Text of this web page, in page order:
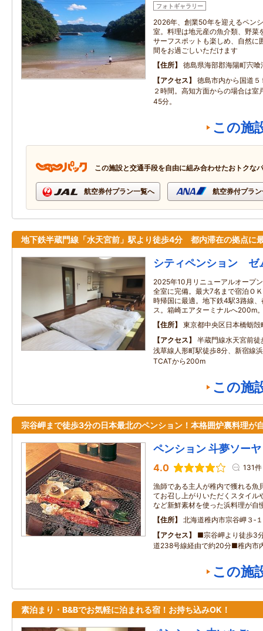
フォトギャラリー
2026年、創業50年を迎えるペン
室。料理は地元産の魚介類、野菜
サーフスポットも楽しめ、自然に
間をお過ごしいただけます
住所
徳島県海部郡海陽町宍
アクセス
徳島市内から国道
２時間。高知方面からの場合は室
45分。
この施
この施設と交通手段を自由に組み合わせたおトクな
航空券付プラン一覧へ 航空券付プラ
地下鉄半蔵門線「水天宮前」駅より徒歩4分 都内滞在の拠点に
シティペンション ゼ
2025年10月リニューアルオープ
全室に完備。最大7名まで宿泊Ｏ
時帰国に最適。地下鉄4駅3路線
ス。箱崎エアターミナルへ200m
住所
東京都中央区日本橋蛎
アクセス
半蔵門線水天宮前
浅草線人形町駅徒歩8分、新宿線
TCATから200m
この施
宗谷岬まで徒歩3分の日本最北のペンション！本格囲炉裏料理が
ペンション 斗夢ソーヤ
4.0 131件
漁師である主人が稚内で獲れる魚
てお召し上がりいただくスタイル
など新鮮素材を使った浜料理が自
住所
北海道稚内市宗谷岬３‐
アクセス
■宗谷岬より徒歩3
道238号線経由で約20分■稚内市
この施
素泊まり・B&Bでお気軽に泊まれる宿！お持ち込みOK！